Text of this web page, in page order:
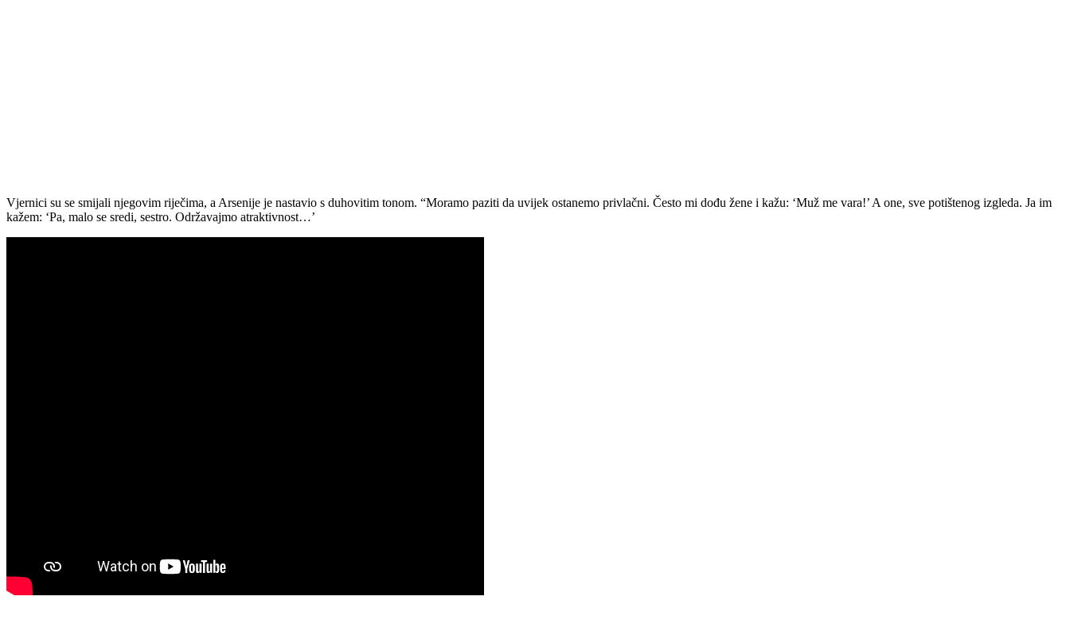
Vjernici su se smijali njegovim riječima, a Arsenije je nastavio s duhovitim tonom. “Moramo paziti da uvijek ostanemo privlačni. Često mi dođu žene i kažu: ‘Muž me vara!’ A one, sve potištenog izgleda. Ja im
kažem: ‘Pa, malo se sredi, sestro. Održavajmo atraktivnost…’